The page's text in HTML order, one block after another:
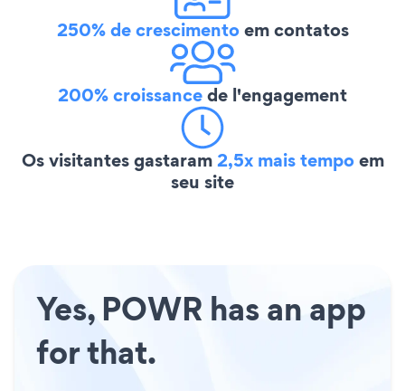
250% de crescimentoem contatos
200% croissancede l'engagement
Os visitantes gastaram2,5x mais tempoem
seu site
Yes, POWR has an app
for that.